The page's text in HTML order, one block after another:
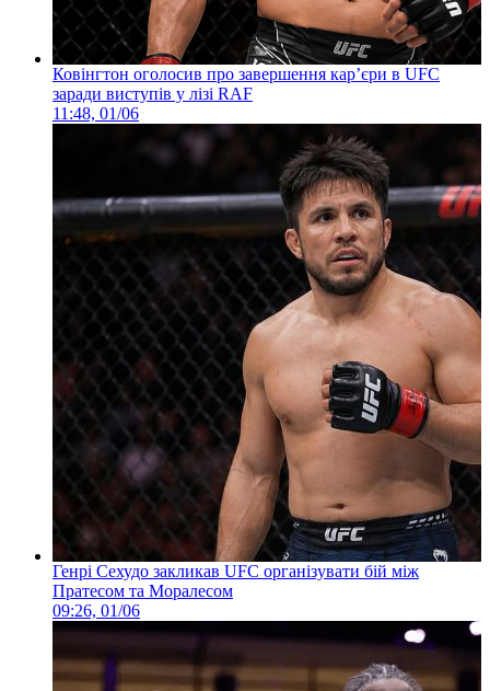
Ковінгтон оголосив про завершення кар’єри в UFC
заради виступів у лізі RAF
11:48, 01/06
Генрі Сехудо закликав UFC організувати бій між
Пратесом та Моралесом
09:26, 01/06